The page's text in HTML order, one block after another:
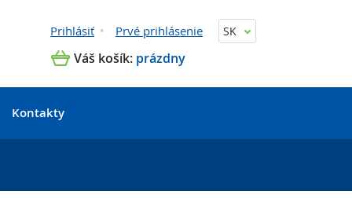
SK
Prihlásiť Prvé prihlásenie
Váš košík: prázdny
Kontakty